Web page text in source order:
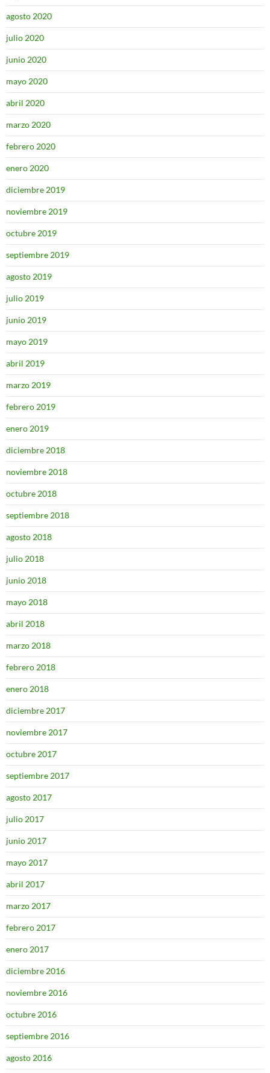
agosto 2020
julio 2020
junio 2020
mayo 2020
abril 2020
marzo 2020
febrero 2020
enero 2020
diciembre 2019
noviembre 2019
octubre 2019
septiembre 2019
agosto 2019
julio 2019
junio 2019
mayo 2019
abril 2019
marzo 2019
febrero 2019
enero 2019
diciembre 2018
noviembre 2018
octubre 2018
septiembre 2018
agosto 2018
julio 2018
junio 2018
mayo 2018
abril 2018
marzo 2018
febrero 2018
enero 2018
diciembre 2017
noviembre 2017
octubre 2017
septiembre 2017
agosto 2017
julio 2017
junio 2017
mayo 2017
abril 2017
marzo 2017
febrero 2017
enero 2017
diciembre 2016
noviembre 2016
octubre 2016
septiembre 2016
agosto 2016